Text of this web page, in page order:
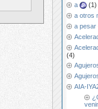
a
(1)
a otros
a pesar
(4)
AIA-